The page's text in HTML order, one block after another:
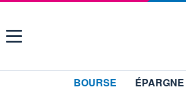
Menu
BOURSE ÉPARGNE